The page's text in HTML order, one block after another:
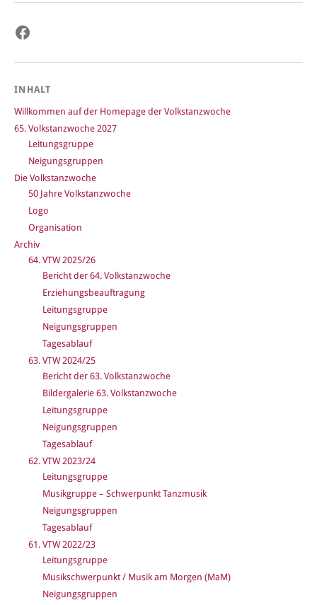
Facebook
INHALT
Willkommen auf der Homepage der Volkstanzwoche
65. Volkstanzwoche 2027
Leitungsgruppe
Neigungsgruppen
Die Volkstanzwoche
50 Jahre Volkstanzwoche
Logo
Organisation
Archiv
64. VTW 2025/26
Bericht der 64. Volkstanzwoche
Erziehungsbeauftragung
Leitungsgruppe
Neigungsgruppen
Tagesablauf
63. VTW 2024/25
Bericht der 63. Volkstanzwoche
Bildergalerie 63. Volkstanzwoche
Leitungsgruppe
Neigungsgruppen
Tagesablauf
62. VTW 2023/24
Leitungsgruppe
Musikgruppe – Schwerpunkt Tanzmusik
Neigungsgruppen
Tagesablauf
61. VTW 2022/23
Leitungsgruppe
Musikschwerpunkt / Musik am Morgen (MaM)
Neigungsgruppen